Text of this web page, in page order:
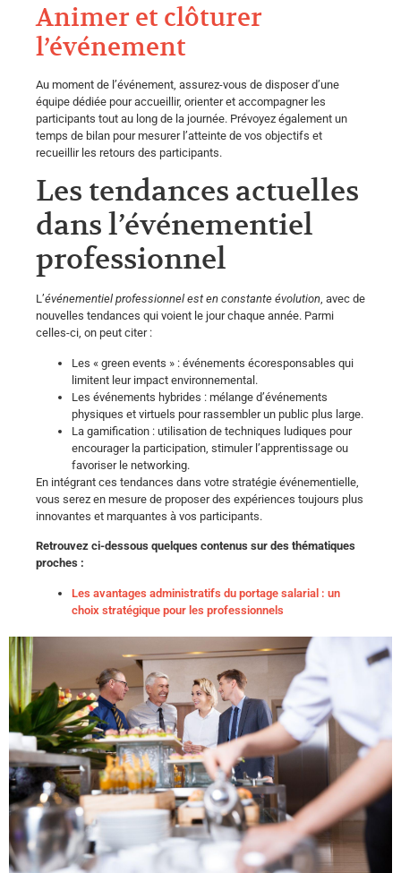
Animer et clôturer
l’événement
Au moment de l’événement, assurez-vous de disposer d’une
équipe dédiée pour accueillir, orienter et accompagner les
participants tout au long de la journée. Prévoyez également un
temps de bilan pour mesurer l’atteinte de vos objectifs et
recueillir les retours des participants.
Les tendances actuelles
dans l’événementiel
professionnel
L’événementiel professionnel est en constante évolution, avec de
nouvelles tendances qui voient le jour chaque année. Parmi
celles-ci, on peut citer :
Les « green events » : événements écoresponsables qui
limitent leur impact environnemental.
Les événements hybrides : mélange d’événements
physiques et virtuels pour rassembler un public plus large.
La gamification : utilisation de techniques ludiques pour
encourager la participation, stimuler l’apprentissage ou
favoriser le networking.
En intégrant ces tendances dans votre stratégie événementielle,
vous serez en mesure de proposer des expériences toujours plus
innovantes et marquantes à vos participants.
Retrouvez ci-dessous quelques contenus sur des thématiques
proches :
Les avantages administratifs du portage salarial : un
choix stratégique pour les professionnels